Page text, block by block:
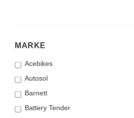
MARKE
MARKE
Acebikes
Autosol
Barnett
Battery Tender